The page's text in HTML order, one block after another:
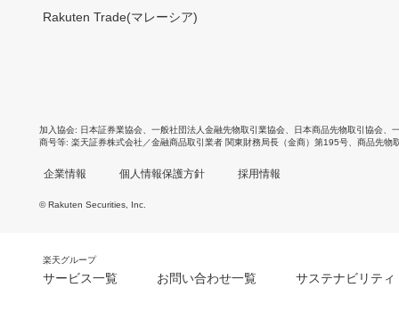
Rakuten Trade(マレーシア)
加入協会 日本証券業協会 一般社団法人金融先物取引業協会 日本商品先物取引協会
商号等 楽天証券株式会社／金融商品取引業者 関東財務局長（金商）第195号、商品先物
企業情報 個人情報保護方針 採用情報
© Rakuten Securities, Inc.
楽天グループ
サービス一覧 お問い合わせ一覧 サステナビリティ